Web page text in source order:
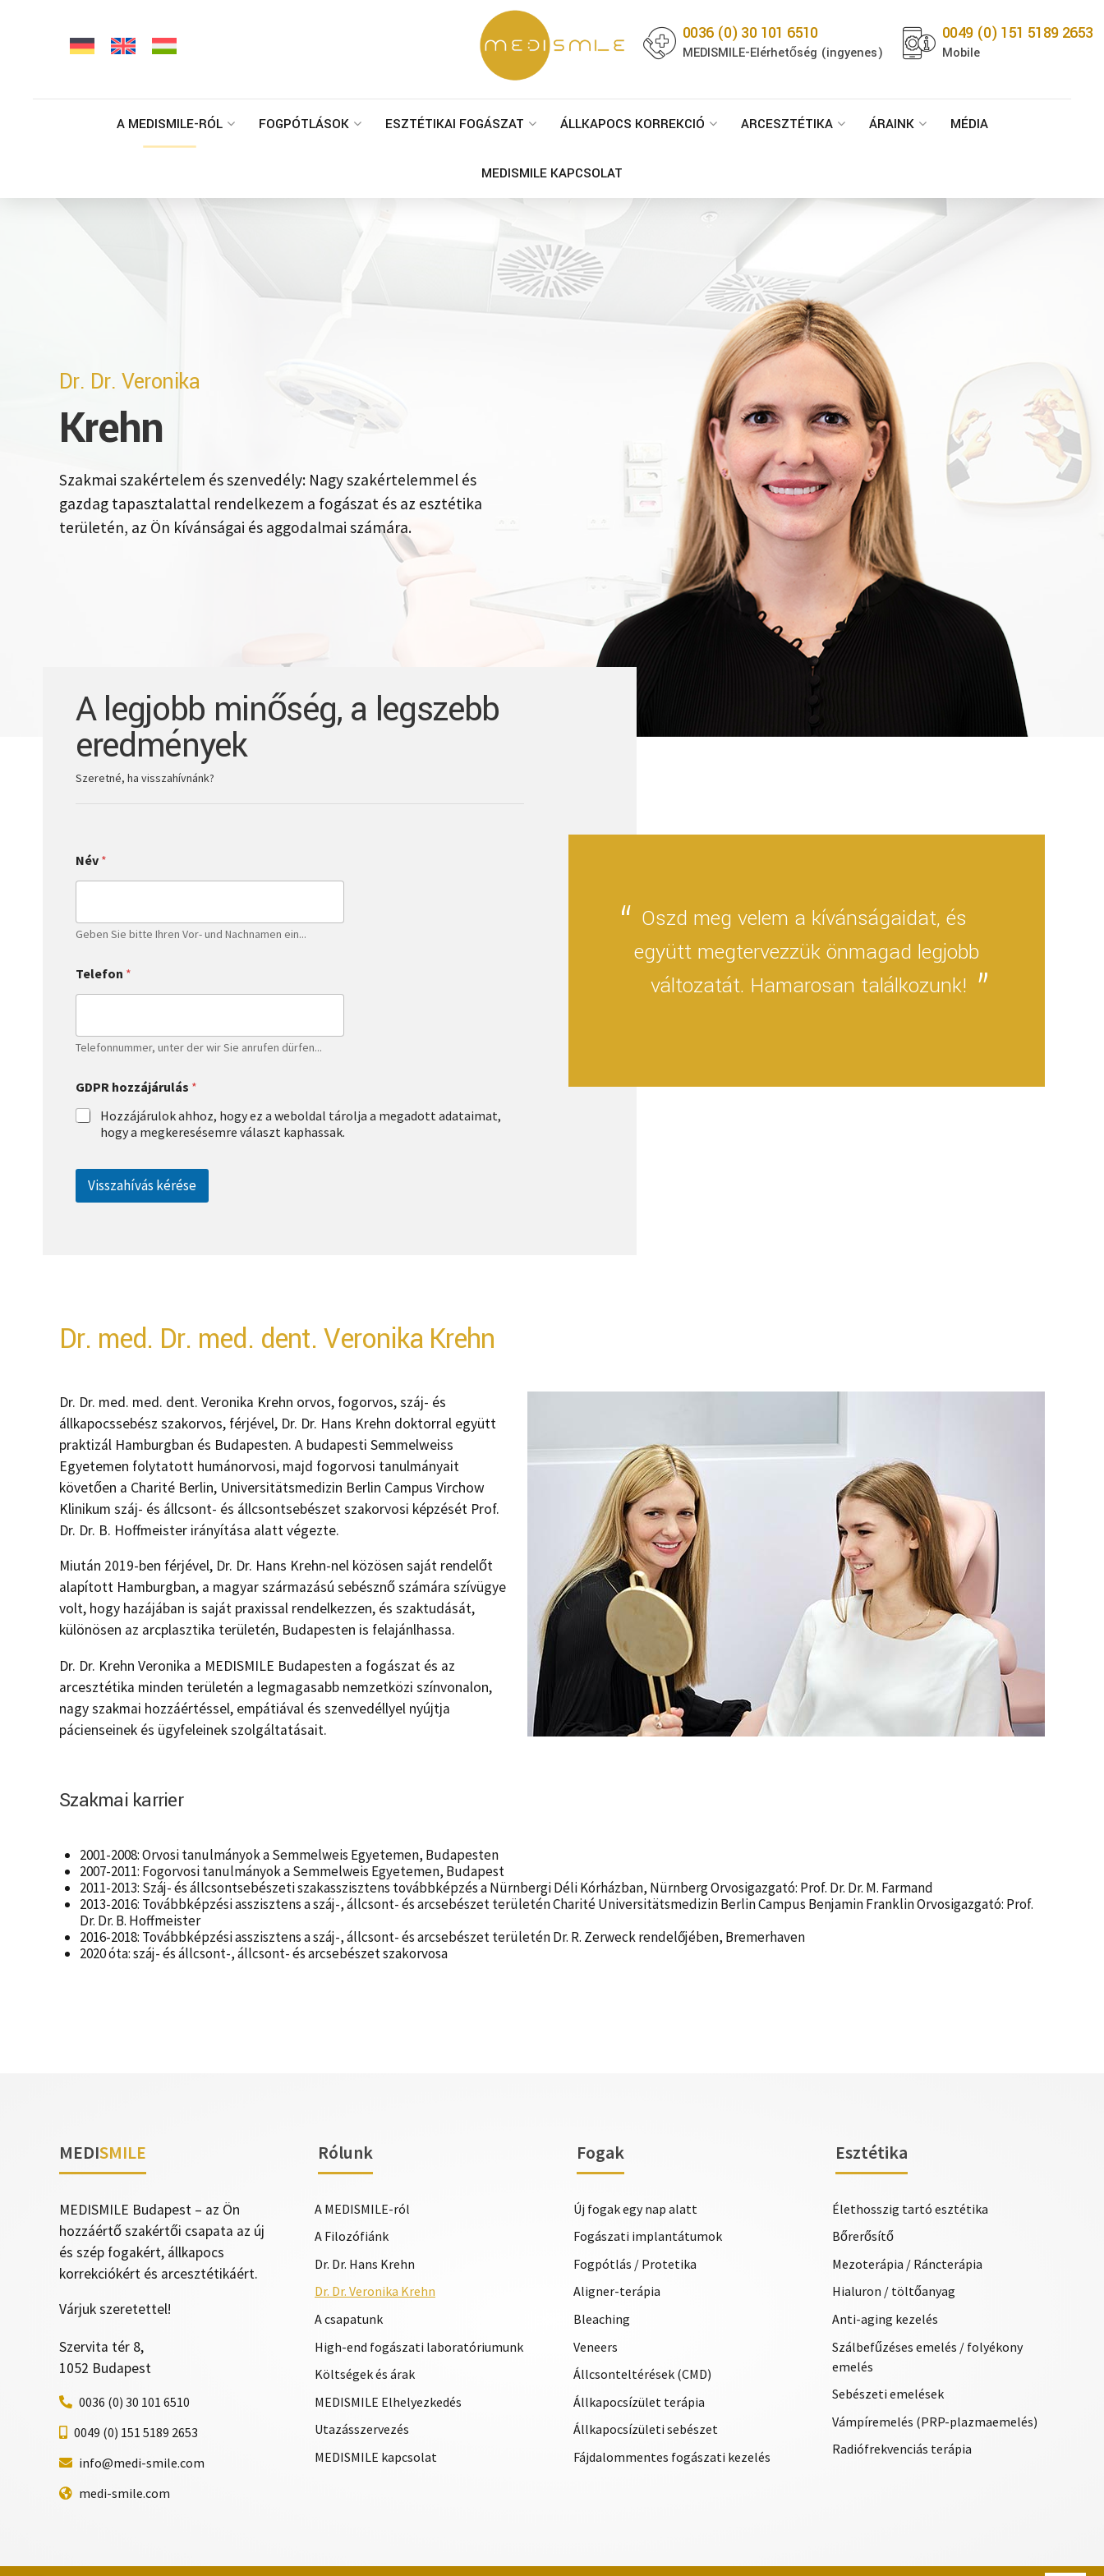
0036 (0) 30 101 6510
MEDISMILE-Elérhetőség (ingyenes)
0049 (0) 151 5189 2653
Mobile
A MEDISMILE-RÓL FOGPÓTLÁSOK ESZTÉTIKAI FOGÁSZAT ÁLLKAPOCS KORREKCIÓ ARCESZTÉTIKA ÁRAINK MÉDIA
MEDISMILE KAPCSOLAT
Dr. Dr. Veronika
Krehn
Szakmai szakértelem és szenvedély: Nagy szakértelemmel és
gazdag tapasztalattal rendelkezem a fogászat és az esztétika
területén, az Ön kívánságai és aggodalmai számára.
A legjobb minőség, a legszebb
eredmények
Szeretné, ha visszahívnánk?
Név *
Geben Sie bitte Ihren Vor- und Nachnamen ein...
Telefon *
Telefonnummer, unter der wir Sie anrufen dürfen...
GDPR hozzájárulás *
Hozzájárulok ahhoz, hogy ez a weboldal tárolja a megadott adataimat,
hogy a megkeresésemre választ kaphassak.
Visszahívás kérése
Oszd meg velem a kívánságaidat, és
együtt megtervezzük önmagad legjobb
változatát. Hamarosan találkozunk!
Dr. med. Dr. med. dent. Veronika Krehn
Dr. Dr. med. med. dent. Veronika Krehn orvos, fogorvos, száj- és
állkapocssebész szakorvos, férjével, Dr. Dr. Hans Krehn doktorral együtt
praktizál Hamburgban és Budapesten. A budapesti Semmelweiss
Egyetemen folytatott humánorvosi, majd fogorvosi tanulmányait
követően a Charité Berlin, Universitätsmedizin Berlin Campus Virchow
Klinikum száj- és állcsont- és állcsontsebészet szakorvosi képzését Prof.
Dr. Dr. B. Hoffmeister irányítása alatt végezte.
Miután 2019-ben férjével, Dr. Dr. Hans Krehn-nel közösen saját rendelőt
alapított Hamburgban, a magyar származású sebésznő számára szívügye
volt, hogy hazájában is saját praxissal rendelkezzen, és szaktudását,
különösen az arcplasztika területén, Budapesten is felajánlhassa.
Dr. Dr. Krehn Veronika a MEDISMILE Budapesten a fogászat és az
arcesztétika minden területén a legmagasabb nemzetközi színvonalon,
nagy szakmai hozzáértéssel, empátiával és szenvedéllyel nyújtja
pácienseinek és ügyfeleinek szolgáltatásait.
Szakmai karrier
2001-2008: Orvosi tanulmányok a Semmelweis Egyetemen, Budapesten
2007-2011: Fogorvosi tanulmányok a Semmelweis Egyetemen, Budapest
2011-2013: Száj- és állcsontsebészeti szakasszisztens továbbképzés a Nürnbergi Déli Kórházban, Nürnberg Orvosigazgató: Prof. Dr. Dr. M. Farmand
2013-2016: Továbbképzési asszisztens a száj-, állcsont- és arcsebészet területén Charité Universitätsmedizin Berlin Campus Benjamin Franklin Orvosigazgató: Prof.
Dr. Dr. B. Hoffmeister
2016-2018: Továbbképzési asszisztens a száj-, állcsont- és arcsebészet területén Dr. R. Zerweck rendelőjében, Bremerhaven
2020 óta: száj- és állcsont-, állcsont- és arcsebészet szakorvosa
MEDISMILE
MEDISMILE Budapest – az Ön
hozzáértő szakértői csapata az új
és szép fogakért, állkapocs
korrekciókért és arcesztétikáért.
Várjuk szeretettel!
Szervita tér 8,
1052 Budapest
0036 (0) 30 101 6510
0049 (0) 151 5189 2653
info@medi-smile.com
medi-smile.com
Rólunk
A MEDISMILE-ról
A Filozófiánk
Dr. Dr. Hans Krehn
Dr. Dr. Veronika Krehn
A csapatunk
High-end fogászati laboratóriumunk
Költségek és árak
MEDISMILE Elhelyezkedés
Utazásszervezés
MEDISMILE kapcsolat
Fogak
Új fogak egy nap alatt
Fogászati implantátumok
Fogpótlás / Protetika
Aligner-terápia
Bleaching
Veneers
Állcsonteltérések (CMD)
Állkapocsízület terápia
Állkapocsízületi sebészet
Fájdalommentes fogászati kezelés
Esztétika
Élethosszig tartó esztétika
Bőrerősítő
Mezoterápia / Ráncterápia
Hialuron / töltőanyag
Anti-aging kezelés
Szálbefűzéses emelés / folyékony
emelés
Sebészeti emelések
Vámpíremelés (PRP-plazmaemelés)
Radiófrekvenciás terápia